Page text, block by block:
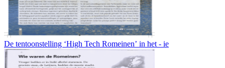
De tentoonstelling ʻHigh Tech Romeinenʼ in het - ie